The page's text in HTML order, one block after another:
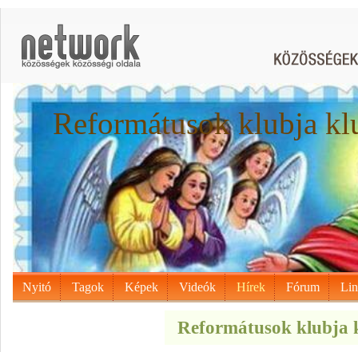
Reformátusok klubja
Nyitó Tagok Képek Videók Hírek Fórum
Reformátusok klubja